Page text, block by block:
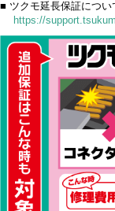
■ ツクモ延長保証につい
https://